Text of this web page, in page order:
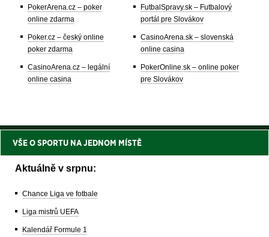
PokerArena.cz – poker
online zdarma
Poker.cz – český online
poker zdarma
CasinoArena.cz – legální
online casina
FutbalSpravy.sk – Futbalový
portál pre Slovákov
CasinoArena.sk – slovenská
online casina
PokerOnline.sk – online poker
pre Slovákov
VŠE O SPORTU NA JEDNOM MÍSTĚ
Aktuálně v srpnu:
Chance Liga ve fotbale
Liga mistrů UEFA
Kalendář Formule 1